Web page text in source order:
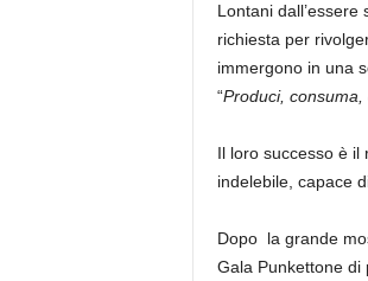
Lontani dall’essere
richiesta per
immergono in una
“Produci, consuma,
Il loro successo è il
indelebile, capace
Dopo la grande
Gala Punkettone di